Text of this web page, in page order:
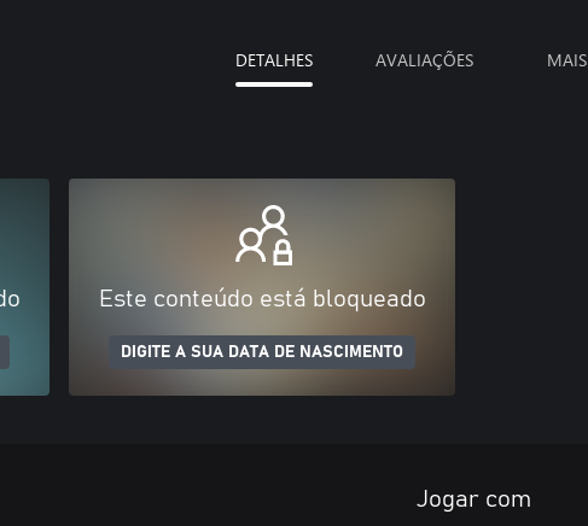
DETALHES AVALIAÇÕES MAIS
Este conteúdo está bloqueado
DIGITE A SUA DATA DE NASCIMENTO
Jogar com